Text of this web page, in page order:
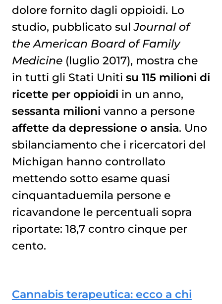
dolore fornito dagli oppioidi. Lo
studio, pubblicato sulJournal of
the American Board of Family
Medicine (luglio 2017), mostra che
in tutti gli Stati Uniti su 115 milioni di
ricette per oppioidi in un anno,
sessanta milioni vanno a persone
affette da depressione o ansia. Uno
sbilanciamento che i ricercatori del
Michigan hanno controllato
mettendo sotto esame quasi
cinquantaduemila persone e
ricavandone le percentuali sopra
riportate: 18,7 contro cinque per
cento.
Cannabis terapeutica: ecco a chi